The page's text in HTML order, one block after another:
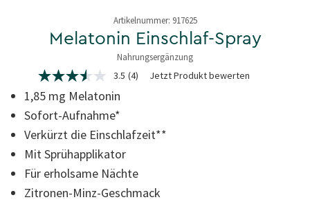
Artikelnummer: 917625
Melatonin Einschlaf-Spray
Nahrungsergänzung
3,9 von 5 Sternen
3.5
von
5
Sternen,
der
Bewertung.
Read
4
Reviews.
Link
3.5 (4) Jetzt Produkt bewerten
1,85 mg Melatonin
Sofort-Aufnahme*
Verkürzt die Einschlafzeit**
Mit Sprühapplikator
Für erholsame Nächte
Zitronen-Minz-Geschmack